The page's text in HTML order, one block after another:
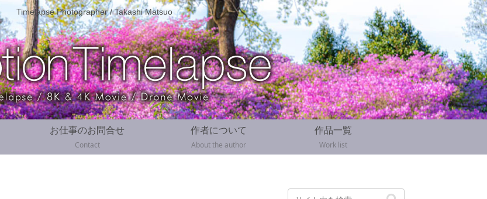
Timelapse Photographer / Takashi Matsuo
お仕事のお問合せ
Contact
作者について
About the author
作品一覧
Work list